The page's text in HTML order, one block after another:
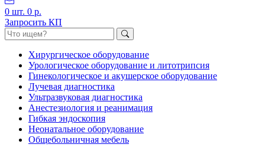
0 шт. 0 р.
Запросить КП
Хирургическое оборудование
Урологическое оборудование и литотрипсия
Гинекологическое и акушерское оборудование
Лучевая диагностика
Ультразвуковая диагностика
Анестезиология и реанимация
Гибкая эндоскопия
Неонатальное оборудование
Общебольничная мебель